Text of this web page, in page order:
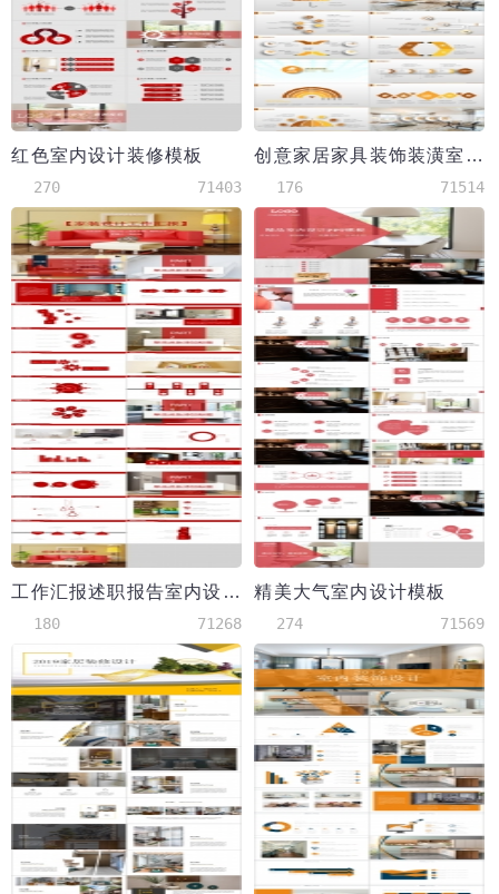
红色室内设计装修模板
270 71403
创意家居家具装饰装潢室内设计模板
176 71514
工作汇报述职报告室内设计模板
180 71268
精美大气室内设计模板
274 71569